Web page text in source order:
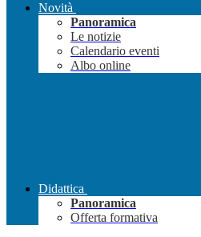
Novità
Panoramica
Le notizie
Calendario eventi
Albo online
Didattica
Panoramica
Offerta formativa